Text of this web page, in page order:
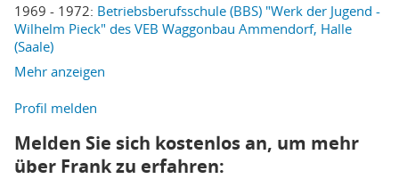
1969 - 1972: Betriebsberufsschule (BBS) "Werk der Jugend -
Wilhelm Pieck" des VEB Waggonbau Ammendorf, Halle
(Saale)
Mehr anzeigen
Profil melden
Melden Sie sich kostenlos an, um mehr
über Frank zu erfahren: